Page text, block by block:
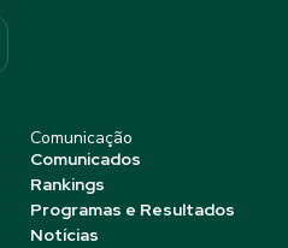
Comunicação
Comunicados
Rankings
Programas e Resultados
Notícias